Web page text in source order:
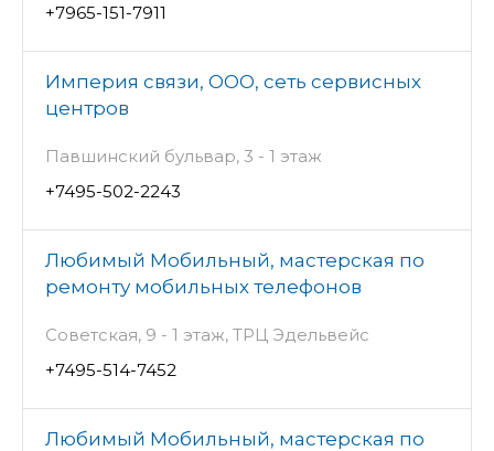
+7965-151-7911
Империя связи, ООО, сеть сервисных
центров
Павшинский бульвар, 3 - 1 этаж
+7495-502-2243
Любимый Мобильный, мастерская по
ремонту мобильных телефонов
Советская, 9 - 1 этаж, ТРЦ Эдельвейс
+7495-514-7452
Любимый Мобильный, мастерская по